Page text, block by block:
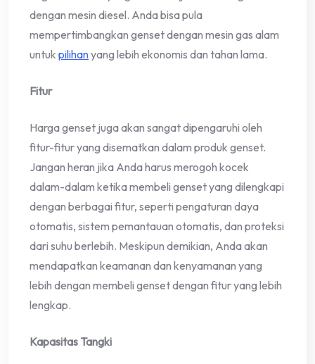
dengan mesin diesel. Anda bisa pula
mempertimbangkan genset dengan mesin gas alam
untuk pilihanyang lebih ekonomis dan tahan lama.
Fitur
Harga genset juga akan sangat dipengaruhi oleh
fitur-fitur yang disematkan dalam produk genset.
Jangan heran jika Anda harus merogoh kocek
dalam-dalam ketika membeli genset yang dilengkapi
dengan berbagai fitur, seperti pengaturan daya
otomatis, sistem pemantauan otomatis, dan proteksi
dari suhu berlebih. Meskipun demikian, Anda akan
mendapatkan keamanan dan kenyamanan yang
lebih dengan membeli genset dengan fitur yang lebih
lengkap.
Kapasitas Tangki